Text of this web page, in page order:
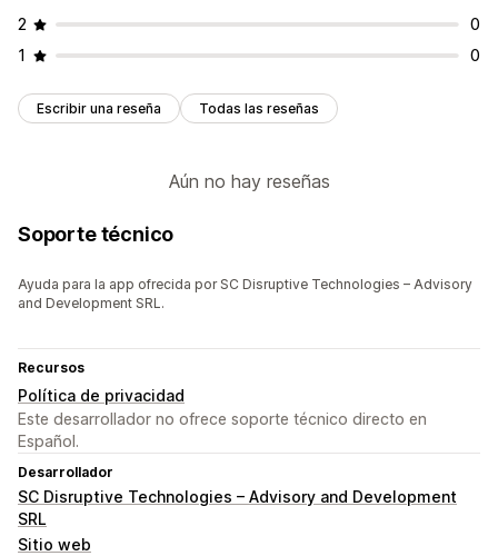
2
0
1
0
Escribir una reseña Todas las reseñas
Aún no hay reseñas
Soporte técnico
Ayuda para la app ofrecida por SC Disruptive Technologies – Advisory
and Development SRL.
Recursos
Política de privacidad
Este desarrollador no ofrece soporte técnico directo en
Español.
Desarrollador
SC Disruptive Technologies – Advisory and Development
SRL
Sitio web